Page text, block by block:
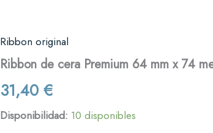
Ribbon original
Ribbon de cera Premium 64 mm x 74
31,40 €
Disponibilidad: 10 disponibles
Ribbon
cera
64
x
metros